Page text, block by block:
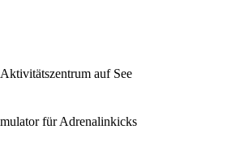
auf See
für Adrenalinkicks